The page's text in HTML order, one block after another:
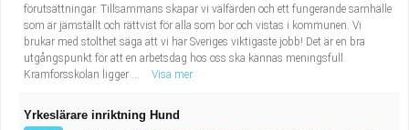
förutsättningar. Tillsammans skapar vi välfärden och ett fungerande samhälle
som är jämställt och rättvist för alla som bor och vistas i kommunen. Vi
brukar med stolthet säga att vi har Sveriges viktigaste jobb! Det är en bra
utgångspunkt för att en arbetsdag hos oss ska kännas meningsfull.
Kramforsskolan ligger ...
Visa mer
Yrkeslärare inriktning Hund